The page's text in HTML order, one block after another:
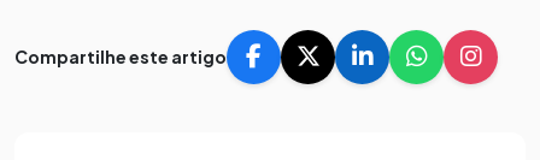
Compartilhe este artigo